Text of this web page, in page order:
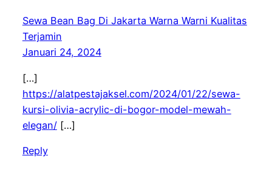
Sewa Bean Bag Di Jakarta Warna Warni Kualitas
Terjamin
Januari 24, 2024
[…]
https://alatpestajaksel.com/2024/01/22/sewa-
kursi-olivia-acrylic-di-bogor-model-mewah-
elegan/[…]
Reply